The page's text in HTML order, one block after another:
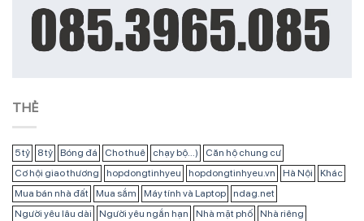
THẺ
5 tỷ 8 tỷ Bóng đá Cho thuê chạy bộ...)
Căn hộ chung cư
Cơ hội giao thương
hopdongtinhyeu hopdongtinhyeu.vn Hà Nội
Khác
Mua bán nhà đất
Mua sắm Máy tính và Laptop
ndag.net
Người yêu lâu dài
Người yêu ngắn hạn Nhà mặt phố
Nhà riêng